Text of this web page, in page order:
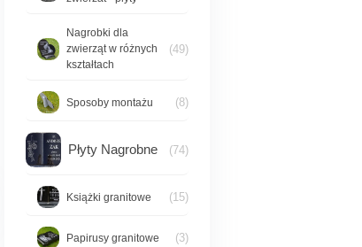
Nagrobki dla
zwierząt w różnych
kształtach
(49)
Sposoby montażu (8)
Płyty Nagrobne (74)
Książki granitowe (15)
Papirusy granitowe (3)